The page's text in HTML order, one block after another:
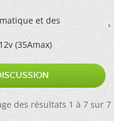
et des
(35Amax)
des résultats 1 à 7 sur 7